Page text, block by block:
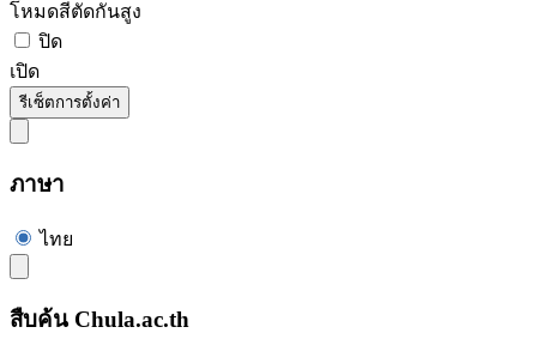
โหมดสีตัดกันสูง
ปิด
เปิด
รีเซ็ตการตั้งค่า
ภาษา
ไทย
สืบค้น Chula.ac.th